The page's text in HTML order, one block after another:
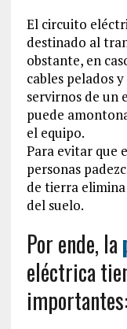
El circuito
destinado al
obstante, en
cables pelados
servirnos de un
puede
el equipo.
Para evitar que
personas
de tierra
del suelo.
Por ende, la
eléctrica